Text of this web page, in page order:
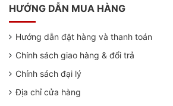
HƯỚNG DẪN MUA HÀNG
Hướng dẫn đặt hàng và thanh toán
Chính sách giao hàng & đổi trả
Chính sách đại lý
Địa chỉ cửa hàng